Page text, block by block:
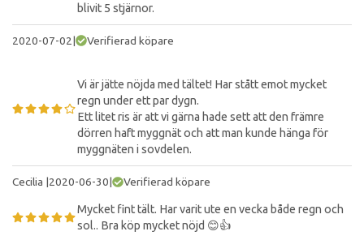
blivit 5 stjärnor.
2020-07-02 | Verifierad köpare
Vi är jätte nöjda med tältet! Har stått emot mycket
regn under ett par dygn.
Ett litet ris är att vi gärna hade sett att den främre
dörren haft myggnät och att man kunde hänga för
myggnäten i sovdelen.
Cecilia |2020-06-30| Verifierad köpare
Mycket fint tält. Har varit ute en vecka både regn och
sol.. Bra köp mycket nöjd 😊👍